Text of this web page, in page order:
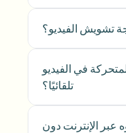
تشويش الفيديو؟
في الفيديو
تلقائيًا؟
الإنترنت دون